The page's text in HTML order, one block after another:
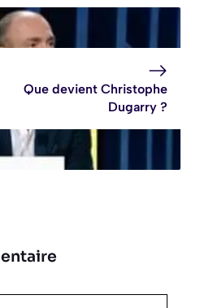
Que devient Christophe
Dugarry ?